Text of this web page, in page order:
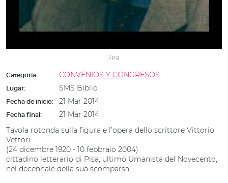
Jpg
Categoría: CONVENIOS Y CONGRESOS
Lugar: SMS Biblio
Fecha de inicio: 21 Mar 2014
Fecha final:
21 Mar 2014
Tavola rotonda sulla figura e l’opera dello scrittore Vittorio
Vettori
(24 dicembre 1920 - 10 febbraio 2004)
cittadino letterario di Pisa, ultimo Umanista del Novecento,
nel decennale della sua scomparsa